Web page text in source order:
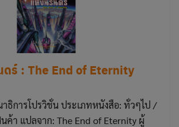
ร์ : The End of Eternity
ธิการโปรวิชั่น ประเภทหนังสือ: ทั่วๆไป /
ค้า แปลจาก: The End of Eternity ผู้